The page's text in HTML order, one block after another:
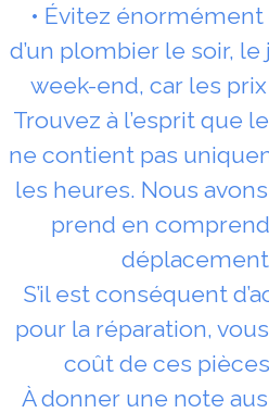
• Évitez énormément
d’un plombier le soir,
week-end, car les
Trouvez à l’esprit que
ne contient pas
les heures. Nous
prend en
S’il est conséquent
pour la réparation,
coût de ces
À donner une note